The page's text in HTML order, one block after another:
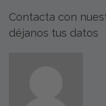
Contacta con
déjanos tus datos